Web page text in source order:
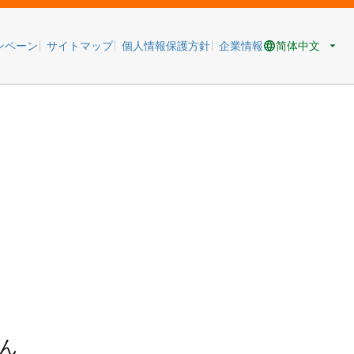
ペーン サイトマップ 個人情報保護方針 企業情報 简体中文